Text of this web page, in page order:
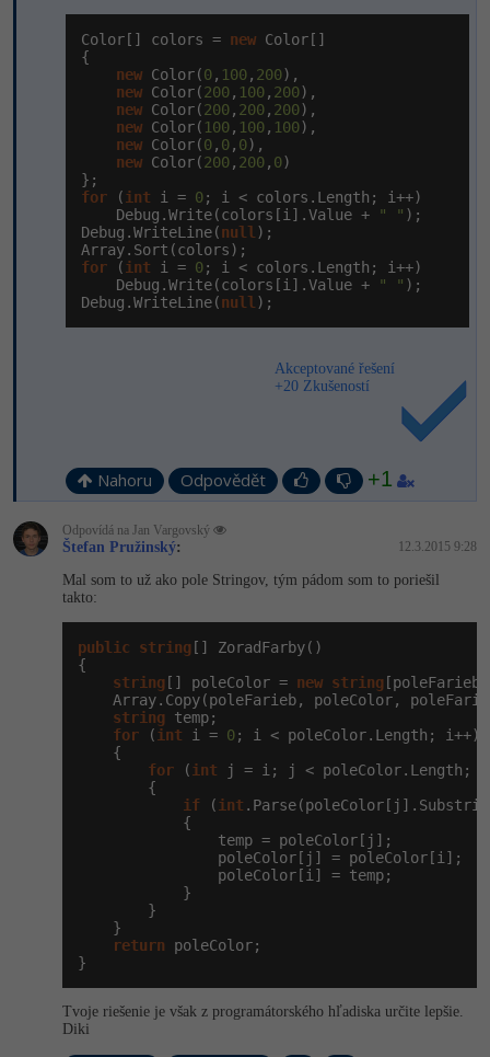
Color[] colors = new Color[]
{
new Color(0, 100, 200),
new Color(200, 100, 200),
new Color(200, 200, 200),
new Color( 100, 100, 100),
new Color(0, 0, 0),
new Color(200, 200, 0)
for (int i = 0; i < colors.Length; i++)
    Debug.Write(colors[i].Value +
" " );
Debug.WriteLine(null );
for (int i = 0; i < colors.Length; i++)
    Debug.Write(colors[i].Value +
" " );
Debug.WriteLine(null );
Akceptované řešení
+20 Zkušeností
Nahoru Odpovědět +1
Odpovídá na Jan Vargovský
Štefan Pružinský: 12.3.2015 9:28
Mal som to už ako pole Stringov, tým pádom som to poriešil
takto:
public string[] ZoradFarby()
{
string[] poleColor = new string
Array.Copy(poleFarieb, poleColor,
string temp;
for (int i = 0; i < poleColor.Length; i++)
    {
for (int j = i; j < poleColor.Length;
        {
if (int
            {
                temp = poleColor[j];
                poleColor[j] = poleColor[i];
                poleColor[i] = temp;
            }
        }
    }
return poleColor;
}
Tvoje riešenie je však z programátorského hľadiska určite lepšie.
Diki